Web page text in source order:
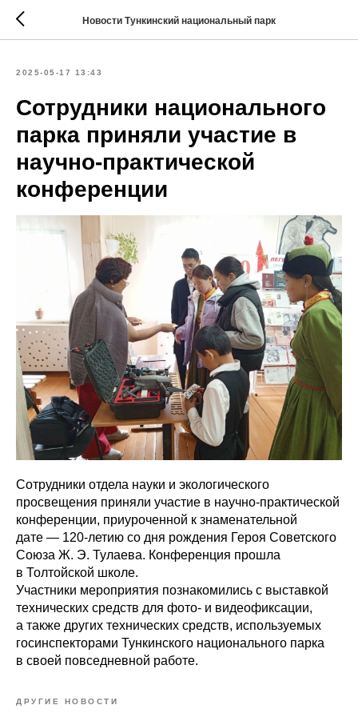
Новости Тункинский национальный парк
2025-05-17 13:43
Сотрудники национального
парка приняли участие в
научно-практической
конференции
Сотрудники отдела науки и экологического
просвещения приняли участие в научно-практической
конференции, приуроченной к знаменательной
дате — 120-летию со дня рождения Героя Советского
Союза Ж. Э. Тулаева. Конференция прошла
в Толтойской школе.
Участники мероприятия познакомились с выставкой
технических средств для фото- и видеофиксации,
а также других технических средств, используемых
госинспекторами Тункинского национального парка
в своей повседневной работе.
ДРУГИЕ НОВОСТИ